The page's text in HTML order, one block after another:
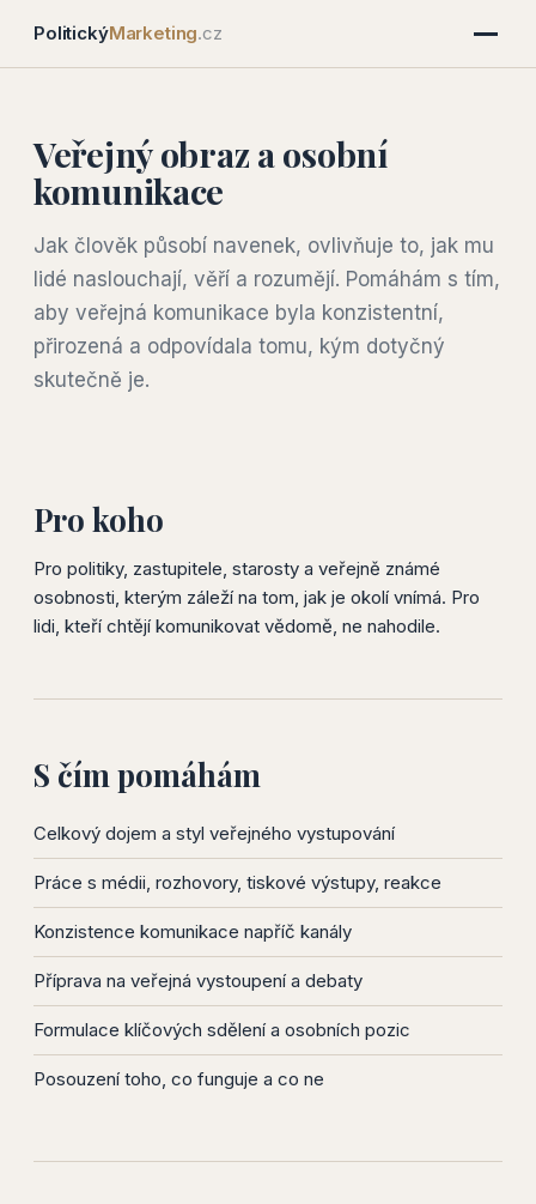
PolitickýMarketing.cz
Veřejný obraz a osobní
komunikace
Jak člověk působí navenek, ovlivňuje to, jak mu
lidé naslouchají, věří a rozumějí. Pomáhám s tím,
aby veřejná komunikace byla konzistentní,
přirozená a odpovídala tomu, kým dotyčný
skutečně je.
Pro koho
Pro politiky, zastupitele, starosty a veřejně známé
osobnosti, kterým záleží na tom, jak je okolí vnímá. Pro
lidi, kteří chtějí komunikovat vědomě, ne nahodile.
S čím pomáhám
Celkový dojem a styl veřejného vystupování
Práce s médii, rozhovory, tiskové výstupy, reakce
Konzistence komunikace napříč kanály
Příprava na veřejná vystoupení a debaty
Formulace klíčových sdělení a osobních pozic
Posouzení toho, co funguje a co ne